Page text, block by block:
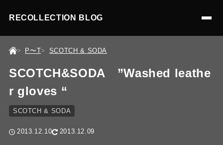
RECOLLECTION BLOG
P〜T SCOTCH & SODA
SCOTCH&SODA ”Washed leathe
r gloves “
SCOTCH & SODA
2013.12.10 2013.12.09